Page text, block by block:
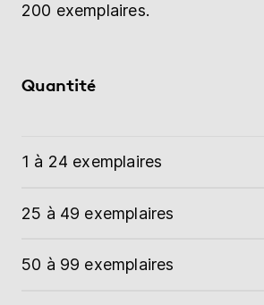
200 exemplaires.
Quantité
1 à 24 exemplaires
25 à 49 exemplaires
50 à 99 exemplaires